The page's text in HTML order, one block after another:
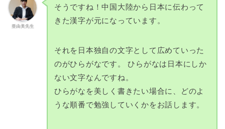
亜由美先生
そうですね！中国大陸から日本に伝わって
きた漢字が元になっています。
それを日本独自の文字として広めていった
のがひらがなです。 ひらがなは日本にしか
ない文字なんですね。
ひらがなを美しく書きたい場合に、どのよ
うな順番で勉強していくかをお話します。